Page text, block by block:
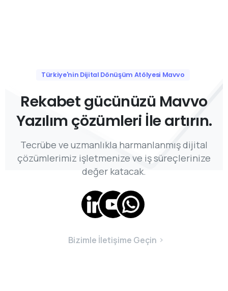
Türkiye'nin Dijital Dönüşüm Atölyesi Mavvo
Rekabet gücünüzü Mavvo
Yazılım çözümleri İle artırın.
Tecrübe ve uzmanlıkla harmanlanmış dijital
çözümlerimiz işletmenize ve iş süreçlerinize
değer katacak.
Bizimle İletişime Geçin